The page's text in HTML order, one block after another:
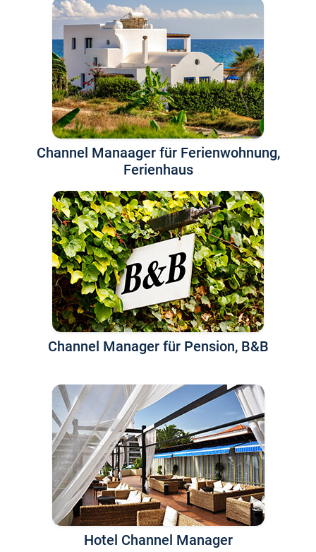
Channel Manaager für Ferienwohnung,
Ferienhaus
Channel Manager für Pension, B&B
Hotel Channel Manager